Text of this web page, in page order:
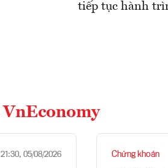
tiếp tục hành
VnEconomy
21:30, 05/08/2026 Chứng khoán